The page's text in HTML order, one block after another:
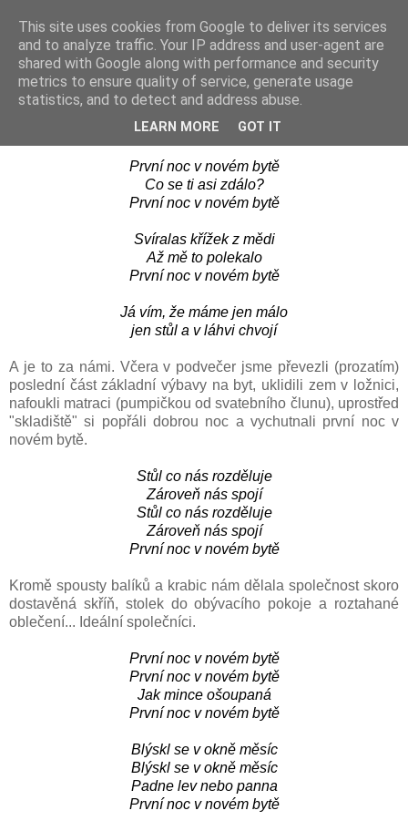
Les Coccinelles
pondělí, října 20, 2008
První noc v novém bytě
První noc v novém bytě
Co se ti asi zdálo?
První noc v novém bytě
Svíralas křížek z mědi
Až mě to polekalo
První noc v novém bytě
Já vím, že máme jen málo
jen stůl a v láhvi chvojí
A je to za námi. Včera v podvečer jsme převezli (prozatím)
poslední část základní výbavy na byt, uklidili zem v ložnici,
nafoukli matraci (pumpičkou od svatebního člunu), uprostřed
"skladiště" si popřáli dobrou noc a vychutnali první noc v
novém bytě.
Stůl co nás rozděluje
Zároveň nás spojí
Stůl co nás rozděluje
Zároveň nás spojí
První noc v novém bytě
Kromě spousty balíků a krabic nám dělala společnost skoro
dostavěná skříň, stolek do obývacího pokoje a roztahané
oblečení... Ideální společníci.
První noc v novém bytě
První noc v novém bytě
Jak mince ošoupaná
První noc v novém bytě
Blýskl se v okně měsíc
Blýskl se v okně měsíc
Padne lev nebo panna
První noc v novém bytě
This site uses cookies from Google to deliver its services
and to analyze traffic. Your IP address and user-agent are
shared with Google along with performance and security
metrics to ensure quality of service, generate usage
statistics, and to detect and address abuse.
LEARN MORE GOT IT